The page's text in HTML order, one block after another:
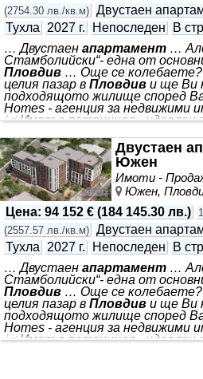
(2754.30 лв./кв.м) Двустаен
Тухла
2027 г. Непоследен
В
… Двустаен апартамент …
Стамболийски“- една от
Пловдив … Още се колебаете?
целия пазар в Пловдив и ще Ви
подходящото жилище според
Homes - агенция за недвижими
📈 Имот с потенциал - идеален
💰 Цена: 101 394€ 📍Локация: -
Комплексът включва зелени
които създават приятна среда
време. 🅿️ Паркирането е
подземни и надземни
Двустаен
Южен
Имоти -
Южен,
Цена: 94 152 € (184 145.30 лв.)
(2557.57 лв./кв.м) Двустаен
Тухла
2027 г. Непоследен
В
… Двустаен апартамент …
Стамболийски“- една от
Пловдив … Още се колебаете?
целия пазар в Пловдив и ще Ви
подходящото жилище според
Homes - агенция за недвижими
📈 Имот с потенциал - идеален